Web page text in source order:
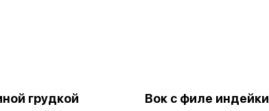
грудкой Вок с филе индейки